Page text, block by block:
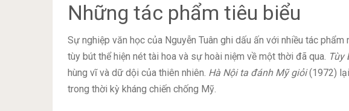
Những tác phẩm tiêu biểu
Sự nghiệp văn học của Nguyễn Tuân ghi dấu ấn với nhiều tác phẩm
tùy bút thể hiện nét tài hoa và sự hoài niệm về một thời đã qua. Tùy
hùng vĩ và dữ dội của thiên nhiên. Hà Nội ta đánh Mỹ giỏi(1972)
trong thời kỳ kháng chiến chống Mỹ.